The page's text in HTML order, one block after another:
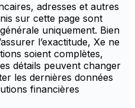
adresses et autres
sur cette page sont
uniquement. Bien
l’exactitude, Xe ne
soient complètes,
détails peuvent changer
les dernières données
financières